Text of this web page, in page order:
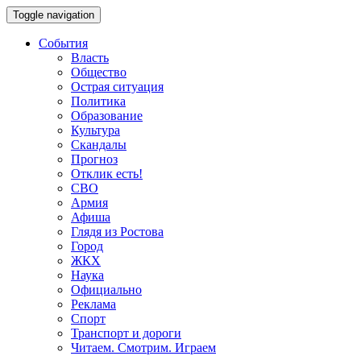
Toggle navigation
События
Власть
Общество
Острая ситуация
Политика
Образование
Культура
Скандалы
Прогноз
Отклик есть!
СВО
Армия
Афиша
Глядя из Ростова
Город
ЖКХ
Наука
Официально
Реклама
Спорт
Транспорт и дороги
Читаем. Смотрим. Играем